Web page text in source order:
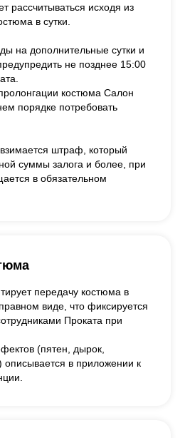
рассчитываться исходя из
в сутки.
на дополнительные сутки и
не позднее 15:00
костюма Салон
порядке потребовать
штраф, который
суммы залога и более, при
в обязательном
передачу костюма в
виде, что фиксируется
Проката при
(пятен, дырок,
описывается в приложении к